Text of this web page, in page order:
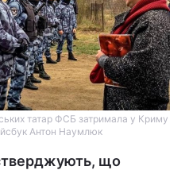
татар ФСБ затримала у Криму
Антон Наумлюк
що